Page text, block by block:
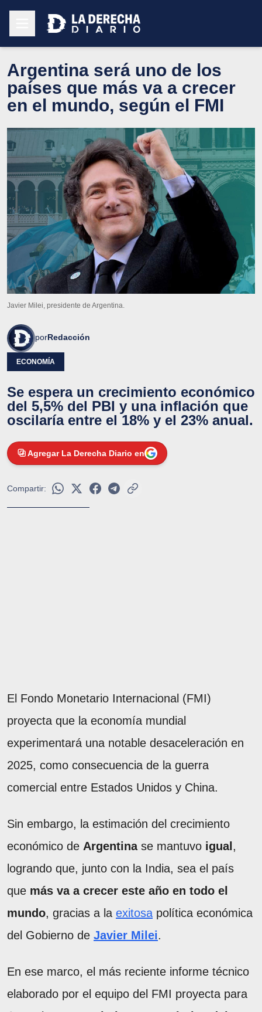
Argentina será uno de los
países que más va a crecer
en el mundo, según el FMI
Javier Milei, presidente de Argentina.
porRedacción
ECONOMÍA
Se espera un crecimiento económico
del 5,5% del PBI y una inflación que
oscilaría entre el 18% y el 23% anual.
Agregar La Derecha Diario en
Compartir:
El Fondo Monetario Internacional (FMI)
proyecta que la economía mundial
experimentará una notable desaceleración en
2025, como consecuencia de la guerra
comercial entre Estados Unidos y China.
Sin embargo, la estimación del crecimiento
económico de Argentinase mantuvo igual ,
logrando que, junto con la India, sea el país
que más va a crecer este año en todo el
mundo, gracias a la exitosa política económica
del Gobierno de Javier Milei.
En ese marco, el más reciente informe técnico
elaborado por el equipo del FMI proyecta para